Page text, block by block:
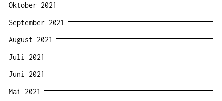
Oktober 2021
September 2021
August 2021
Juli 2021
Juni 2021
Mai 2021